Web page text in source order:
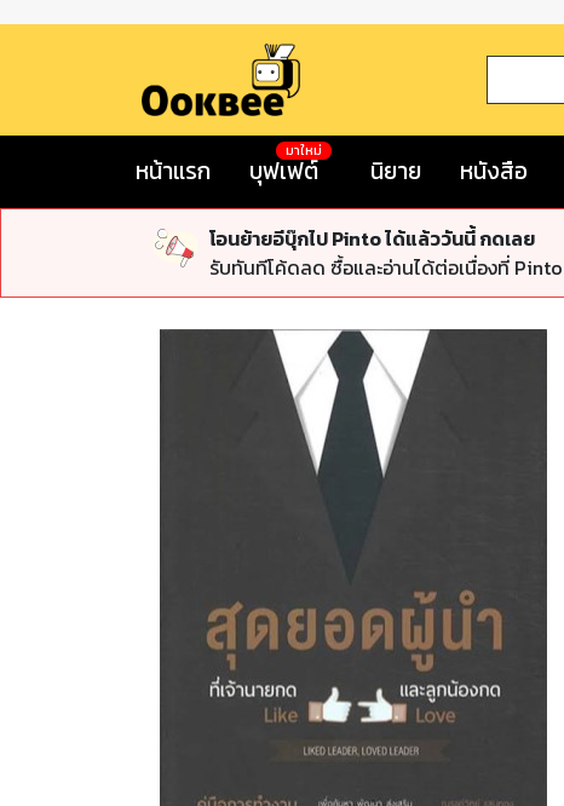
หน้าแรก บุฟเฟต์
มาใหม่
นิยาย หนังสือ
โอนย้ายอีบุ๊กไป Pinto ได้แล้ววันนี้ กดเลย
รับทันทีโค้ดลด ซื้อและอ่านได้ต่อเนื่องที่ Pinto